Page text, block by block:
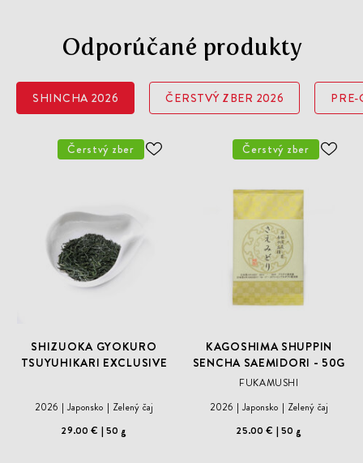
Odporúčané produkty
SHINCHA 2026 ČERSTVÝ ZBER 2026
Čerstvý zber
ODOBER
SHIZUOKA GYOKURO
TSUYUHIKARI EXCLUSIVE
2026 Japonsko
Zelený čaj
29.00 €
50 g
Čerstvý zber
KAGOSHIMA SHUPPIN
SENCHA SAEMIDORI - 50G
FUKAMUSHI
2026
Japonsko
Zelený čaj
25.00 €
50 g